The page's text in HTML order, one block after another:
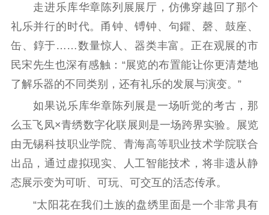
先进典型
社会宣传
思想政治教育 爱国主义教育
全民国防教育
红色资源保护利
用
新闻出版
精品出版 全民阅读
出版监管
扫黄打非
电影工作
走进乐库华章陈列展展厅，仿佛穿越回了那个
礼乐并行的时代。甬钟、镈钟、句鑃、磬、鼓座、
缶、錞于……数量惊人、器类丰富。正在观展的市
民宋先生也深有感触：“展览的布置能让你更清楚地
了解乐器的不同类别，还有礼乐的发展与演变。”
如果说乐库华章陈列展是一场听觉的考古，那
么玉飞凤×青绣数字化联展则是一场跨界实验。展览
由无锡科技职业学院、青海高等职业技术学院联合
出品，通过虚拟现实、人工智能技术，将非遗从静
态展示变为可听、可玩、可交互的活态传承。
“太阳花在我们土族的盘绣里面是一个非常具有